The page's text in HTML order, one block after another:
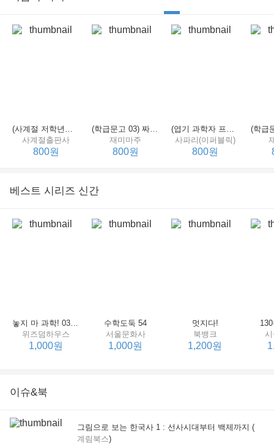
(사계절 저학년문고 21) 선생님은 모르는 게 너무 많아
사계절출판사
800원
(학급문고 03) 짜장 짬뽕 탕수육
재미마주
800원
(엽기 과학자 프래니 01) 도시락 괴물이 나타났다
사파리(이퍼블릭)
800원
베스트 시리즈 신간
놓지 마 과학! 03 : 정신이 공룡에 정신 놓다
위즈덤하우스
1,000원
수학도둑 54
서울문화사
1,000원
멋지다!
북뱅크
1,200원
이슈&북
그림으로 보는 한국사 1 : 선사시대부터 백제까지 (
계림북스)